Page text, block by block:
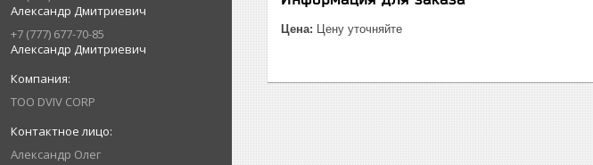
Александр Дмитриевич
+7 (777) 677-70-85
Александр Дмитриевич
ТОО DVIV CORP
Александр Олег
Цена: Цену уточняйте